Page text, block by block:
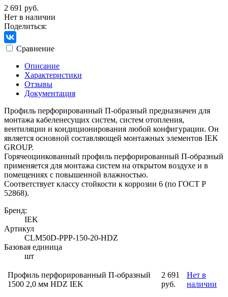
2 691 руб.
Нет в наличии
Поделиться:
Сравнение
Описание
Характеристики
Отзывы
Документация
Профиль перфорированный П-образный предназначен для
монтажа кабеленесущих систем, систем отопления,
вентиляции и кондиционирования любой конфигурации. Он
является основной составляющей монтажных элементов IEK
GROUP.
Горячеоцинкованный профиль перфорированный П-образный
применяется для монтажа систем на открытом воздухе и в
помещениях с повышенной влажностью.
Соответствует классу стойкости к коррозии 6 (по ГОСТ Р
52868).
Бренд:
IEK
Артикул
CLM50D-PPP-150-20-HDZ
Базовая единица
шт
Профиль перфорированный П-образный
1500 2,0 мм HDZ IEK
2 691
руб.
Нет в
наличии